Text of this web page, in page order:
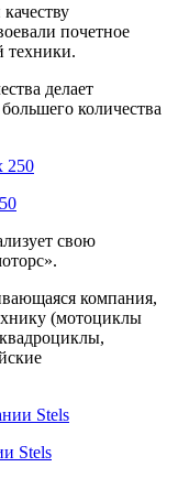
почетное
техники.
делает
количества
свою
компания,
(мотоциклы
Stels